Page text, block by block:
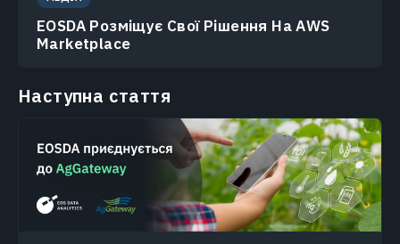
EOSDA Розміщує Свої Рішення На AWS
Marketplace
Наступна стаття